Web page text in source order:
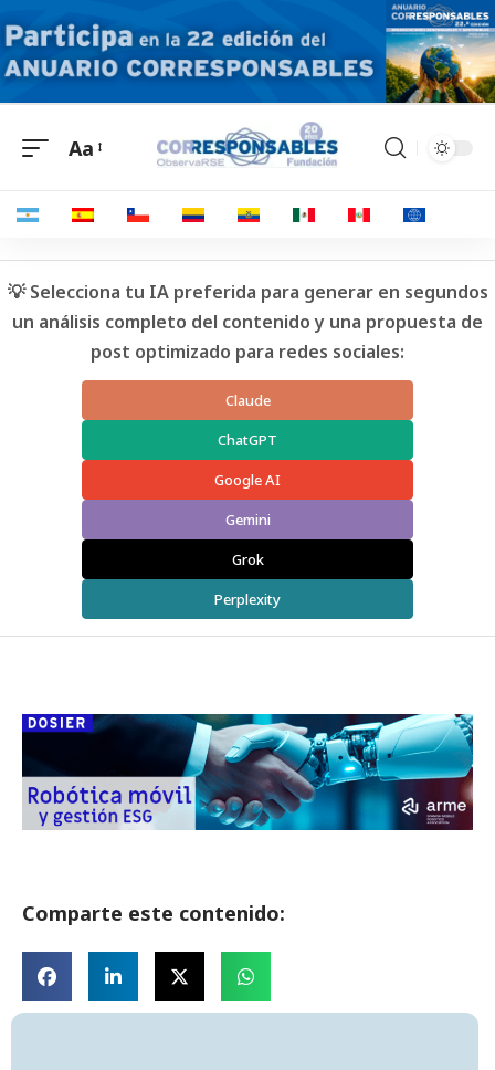
Aa
💡 Selecciona tu IA preferida para generar en segundos
un análisis completo del contenido y una propuesta de
post optimizado para redes sociales:
Claude
ChatGPT
Google AI
Gemini
Grok
Perplexity
Comparte este contenido: